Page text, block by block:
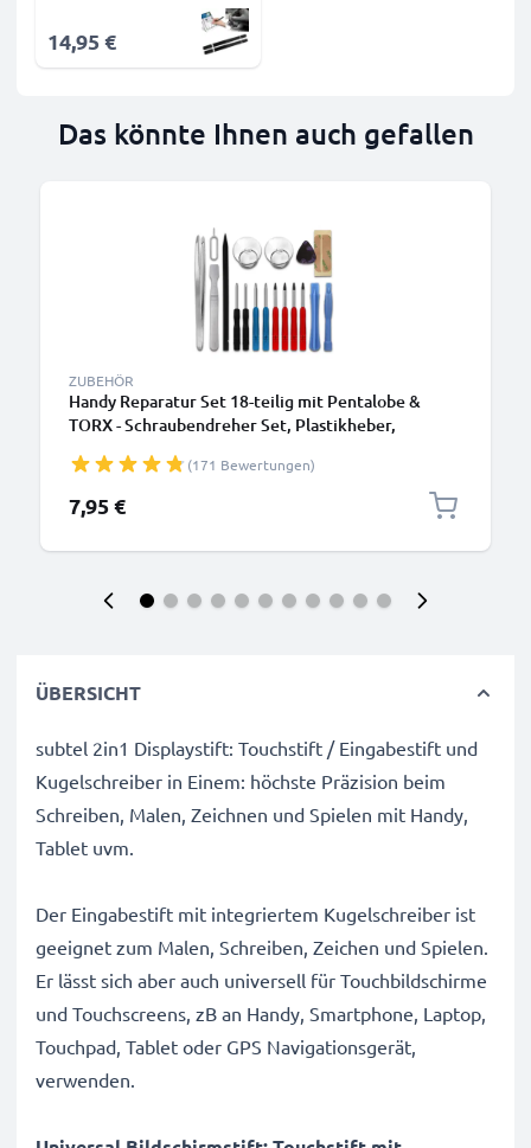
14,95 €
Das könnte Ihnen auch gefallen
ZUBEHÖR
Handy Reparatur Set 18-teilig mit Pentalobe &
TORX - Schraubendreher Set, Plastikheber,
Reparatur Werkzeug(171 Bewertungen)
7,95 €
ÜBERSICHT
subtel 2in1 Displaystift: Touchstift / Eingabestift und
Kugelschreiber in Einem: höchste Präzision beim
Schreiben, Malen, Zeichnen und Spielen mit Handy,
Tablet uvm.
Der Eingabestift mit integriertem Kugelschreiber ist
geeignet zum Malen, Schreiben, Zeichen und Spielen.
Er lässt sich aber auch universell für Touchbildschirme
und Touchscreens, zB an Handy, Smartphone, Laptop,
Touchpad, Tablet oder GPS Navigationsgerät,
verwenden.